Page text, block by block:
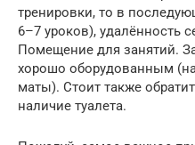
тренировки, то в
6–7 уроков), удалённость
Помещение для занятий.
хорошо оборудованным
маты). Стоит также
наличие туалета.